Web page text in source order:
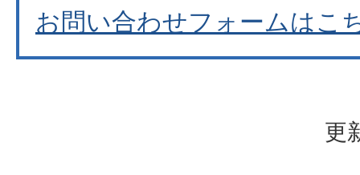
お問い合わせフォームはこ
更